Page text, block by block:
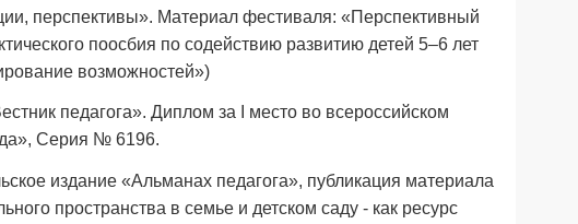
перспективы». Материал фестиваля: «Перспективный
поосбия по содействию развитию детей 5–6 лет
возможностей»)
педагога». Диплом за I место во всероссийском
Серия № 6196.
издание «Альманах педагога», публикация материала
пространства в семье и детском саду - как ресурс